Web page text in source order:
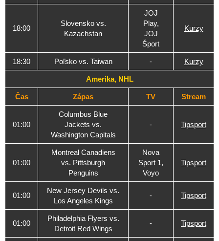
18:00
Slovensko vs.
Kazachstan
JOJ
Play,
JOJ
Šport
Kurzy
18:30 Poľsko vs. Taiwan - Kurzy
Amerika, NHL
Čas Zápas TV Stream
01:00
Columbus Blue
Jackets vs.
Washington Capitals
- Tipsport
01:00
Montreal Canadiens
vs. Pittsburgh
Penguins
Nova
Sport 1,
Voyo
Tipsport
01:00
New Jersey Devils vs.
Los Angeles Kings
- Tipsport
01:00
Philadelphia Flyers vs.
Detroit Red Wings
- Tipsport